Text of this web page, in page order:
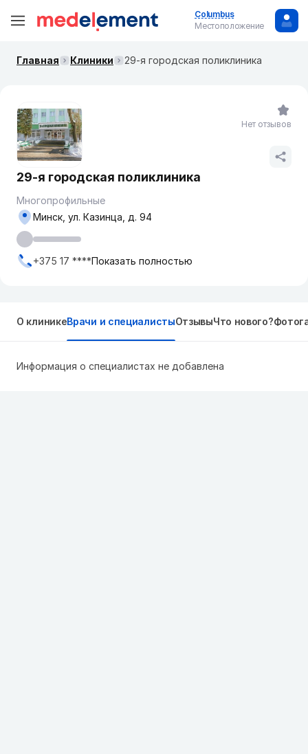
Columbus
Местоположение
Главная Клиники 29-я городская поликлиника
29-я городская поликлиника
Многопрофильные
Минск, ул. Казинца, д. 94
+375 17 ****Показать полностью
Нет отзывов
О клиникеВрачи и специалистыОтзывыЧто нового?
Информация о специалистах не добавлена